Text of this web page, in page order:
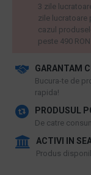
GARANTAM
​Bucura-te de
rapida!
PRODUSUL
De catre
ACTIVI IN
Produs
3 zile
zile lucratoare
cazul
peste 490